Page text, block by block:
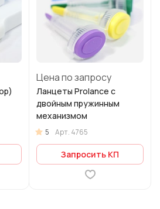
Цена по запросу
Ланцеты Prolance c
двойным пружинным
механизмом
5 Арт. 4765
Запросить КП